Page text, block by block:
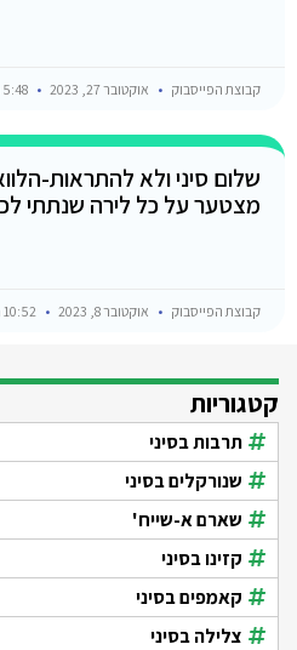
קבוצת הפייסבוק אוקטובר 27, 2023
שלום סיני ולא להתראות-
מצטער על כל לירה שנתתי
קבוצת הפייסבוק אוקטובר 8, 2023
קטגוריות
תרבות בסיני
שנורקלים בסיני
שארם א-שייח'
קזינו בסיני
קאמפים בסיני
צלילה בסיני